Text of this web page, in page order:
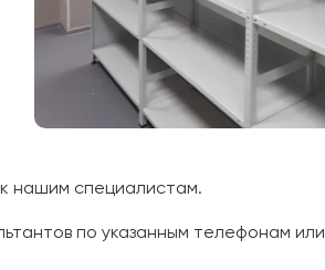
нашим специалистам.
по указанным телефонам или